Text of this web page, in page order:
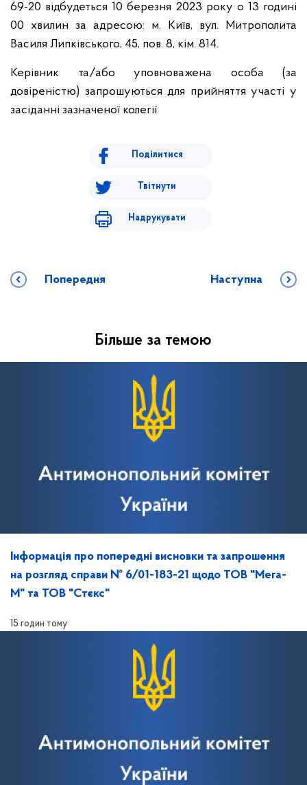
69-20 відбудеться 10 березня 2023 року о 13 годині
00 хвилин за адресою: м. Київ, вул. Митрополита
Василя Липківського, 45, пов. 8, кім. 814.
Керівник та/або уповноважена особа (за
довіреністю) запрошуються для прийняття участі у
засіданні зазначеної колегії.
Поділитися
Твітнути
Надрукувати
Попередня Наступна
Більше за темою
Інформація про попередні висновки та запрошення
на розгляд справи № 6/01-183-21 щодо ТОВ "Мега-
М" та ТОВ "Стєкс"
15 годин тому